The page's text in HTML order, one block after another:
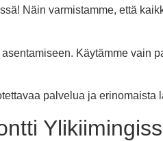
Näin varmistamme, että
Käytämme vain
palvelua ja erinomaista